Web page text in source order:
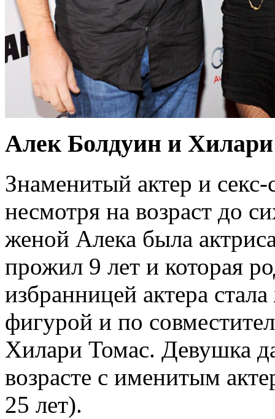
Алек Болдуин и
Знаменитый актер и
несмотря на возраст до
женой Алека была
прожил 9 лет и которая
избранницей актера
фигурой и по
Хилари Томас. Девушка
возрасте с именитым
25 лет).